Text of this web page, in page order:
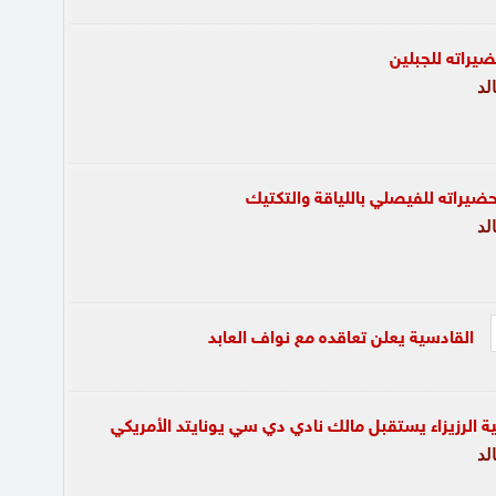
للجبلين
للفيصلي باللياقة والتكتيك
القادسية يعلن تعاقده مع نواف العابد
الرزيزاء يستقبل مالك نادي دي سي يونايتد الأمريكي